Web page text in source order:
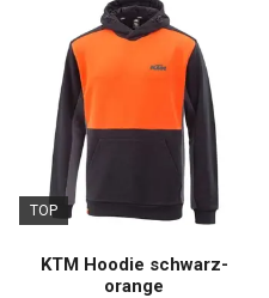
TOP
KTM Hoodie schwarz-
orange